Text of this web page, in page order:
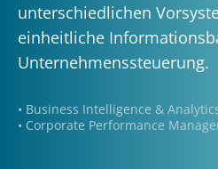
unterschiedlichen
einheitliche
Unternehmenssteuerung.
• Business Intelligence &
• Corporate Performance